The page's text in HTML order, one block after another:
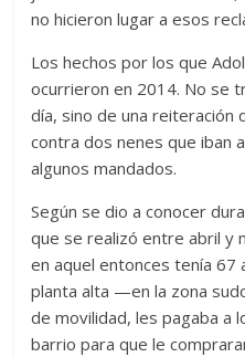
no hicieron lugar a esos
Los hechos por los que
ocurrieron en 2014. No se
día, sino de una reiteración
contra dos nenes que iban
algunos mandados.
Según se dio a conocer
que se realizó entre abril y
en aquel entonces tenía 67
planta alta —en la zona
de movilidad, les pagaba a
barrio para que le